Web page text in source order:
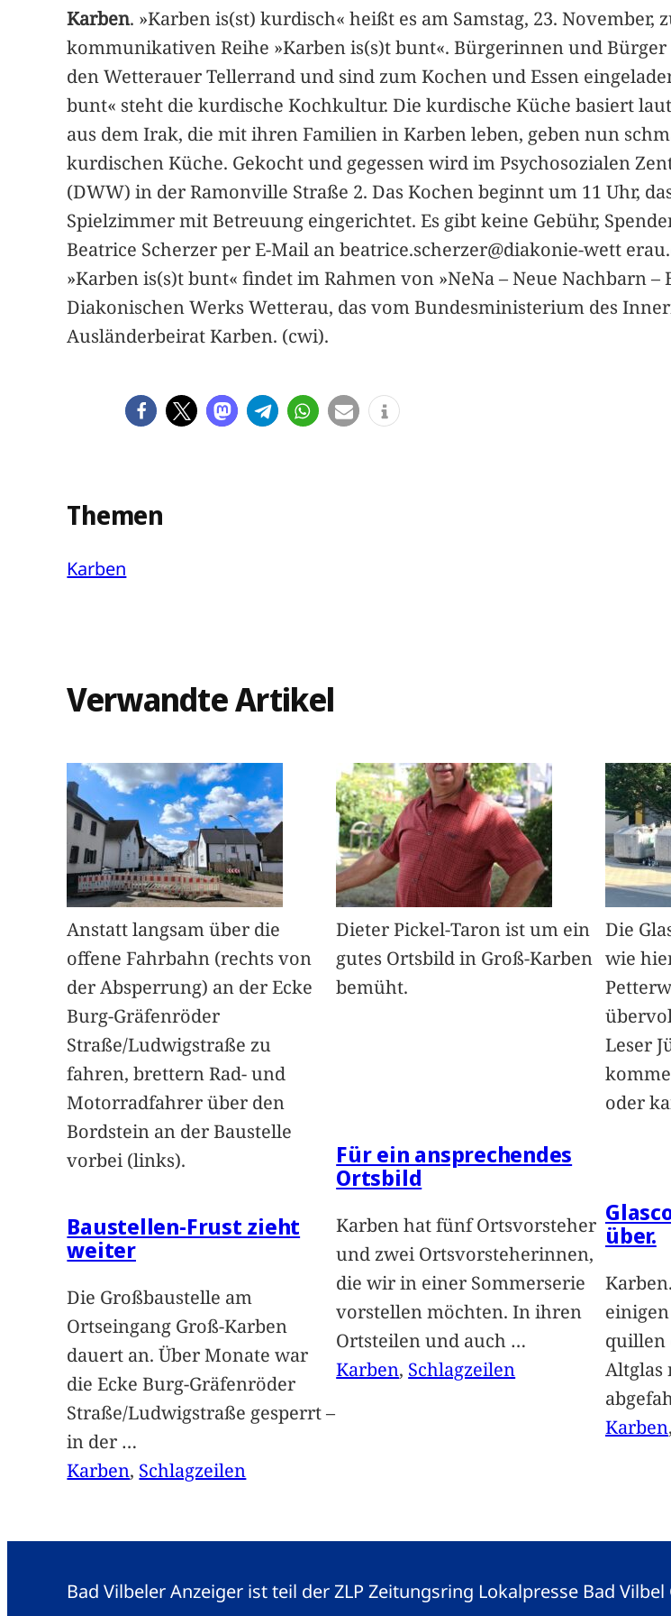
Karben. »Karben is(st) kurdisch« heißt es am Samstag, 23.
kommunikativen Reihe »Karben is(s)t bunt«. Bürgerinnen und
den Wetterauer Tellerrand und sind zum Kochen und Essen
bunt« steht die kurdische Kochkultur. Die kurdische Küche basiert
aus dem Irak, die mit ihren Familien in Karben leben, geben nun
kurdischen Küche. Gekocht und gegessen wird im Psychosozialen
(DWW) in der Ramonville Straße 2. Das Kochen beginnt um 11 Uhr,
Spielzimmer mit Betreuung eingerichtet. Es gibt keine Gebühr,
Beatrice Scherzer per E-Mail an beatrice.scherzer@diakonie-wett
»Karben is(s)t bunt« findet im Rahmen von »NeNa – Neue Nachbarn
Diakonischen Werks Wetterau, das vom Bundesministerium des
Ausländerbeirat Karben. (cwi).
Themen
Karben
Verwandte Artikel
Anstatt langsam über die
offene Fahrbahn (rechts von
der Absperrung) an der Ecke
Burg-Gräfenröder
Straße/Ludwigstraße zu
fahren, brettern Rad- und
Motorradfahrer über den
Bordstein an der Baustelle
vorbei (links).
Baustellen-Frust zieht
weiter
Die Großbaustelle am
Ortseingang Groß-Karben
dauert an. Über Monate war
die Ecke Burg-Gräfenröder
Straße/Ludwigstraße gesperrt –
in der …
Karben, Schlagzeilen
Dieter Pickel-Taron ist um ein
gutes Ortsbild in Groß-Karben
bemüht.
Für ein ansprechendes
Ortsbild
Karben hat fünf Ortsvorsteher
und zwei Ortsvorsteherinnen,
die wir in einer Sommerserie
vorstellen möchten. In ihren
Ortsteilen und auch …
Karben, Schlagzeilen
Die
wie
Leser
oder
über.
quillen
Altglas
Karben,
Bad Vilbeler Anzeiger ist teil der ZLP Zeitungsring Lokalpresse Bad Vilbel